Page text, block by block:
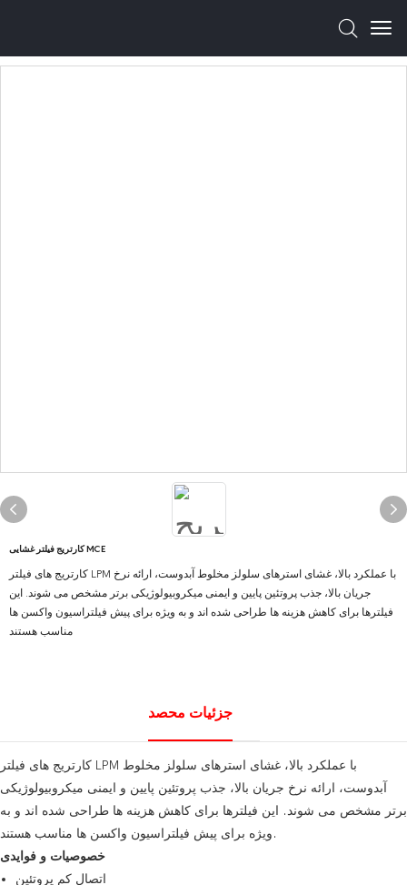
کارتریج فیلتر غشایی MCE
کارتریج های فیلتر LPM با عملکرد بالا، غشای استرهای سلولز مخلوط آبدوست، ارائه نرخ
جریان بالا، جذب پروتئین پایین و ایمنی میکروبیولوژیکی برتر مشخص می شوند. این
فیلترها برای کاهش هزینه ها طراحی شده اند و به ویژه برای پیش فیلتراسیون واکسن ها
مناسب هستند
جزئیات محصد
کارتریج های فیلتر LPM با عملکرد بالا، غشای استرهای سلولز مخلوط
آبدوست، ارائه نرخ جریان بالا، جذب پروتئین پایین و ایمنی میکروبیولوژیکی
برتر مشخص می شوند. این فیلترها برای کاهش هزینه ها طراحی شده اند و به
ویژه برای پیش فیلتراسیون واکسن ها مناسب هستند.
خصوصیات و فوایدی
اتصال کم پروتئین